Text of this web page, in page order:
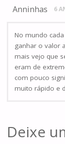
Anninhas 6
No mundo
ganhar o valor
mais vejo que
eram de
com pouco
muito rápido e
Deixe